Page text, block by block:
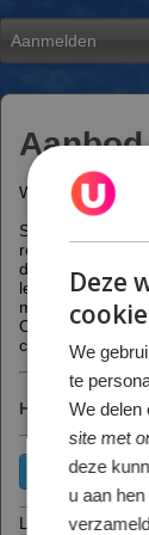
Aanmelden
Aanbod
Welkom bij
Skibook is ons
reserveren en te
dagen en tijden
lessen boeken.
maar nog geen
Ook voor het
cursist, een
Heeft u al
Let op!
Deze
We
te
We delen
site met
deze
u aan